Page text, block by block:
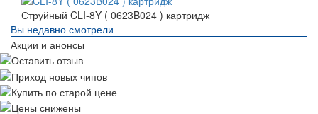
Струйный CLI-8Y ( 0623B024 ) картридж
Вы недавно смотрели
Акции и анонсы